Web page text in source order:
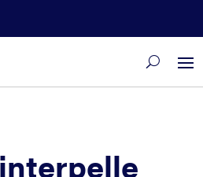
interpelle